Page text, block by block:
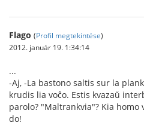
Flago (Profil megtekintése)
2012. január 19. 1:34:14
...
-Aj, -La bastono saltis sur la
krudis lia voĉo. Estis kvazaŭ
parolo? "Maltrankvia"? Kia homo
do!